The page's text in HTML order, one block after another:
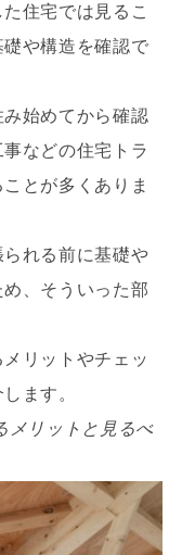
住宅では見るこ
や構造を確認で
始めてから確認
などの住宅トラ
とが多くありま
れる前に基礎や
、そういった部
リットやチェッ
ます。
メリットと見るべ